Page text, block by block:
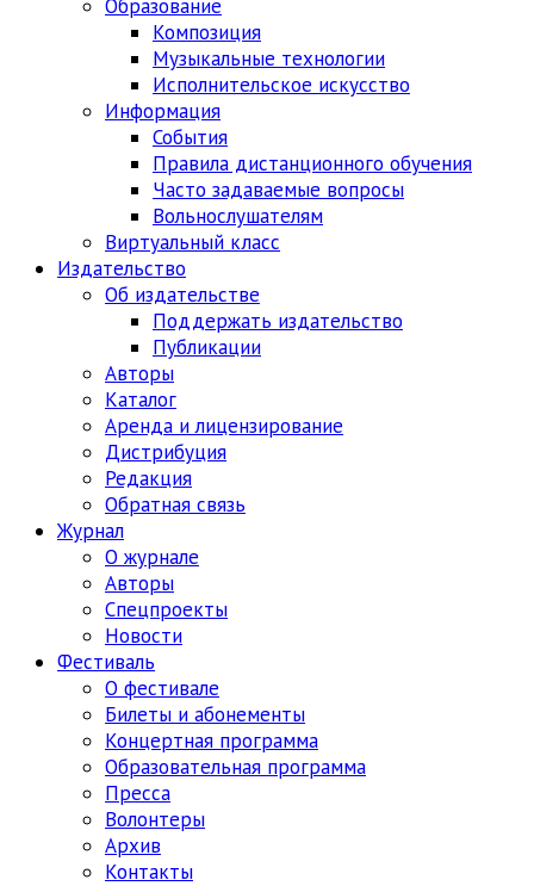
Образование
Композиция
Музыкальные технологии
Исполнительское искусство
Информация
События
Правила дистанционного обучения
Часто задаваемые вопросы
Вольнослушателям
Виртуальный класс
Издательство
Об издательстве
Поддержать издательство
Публикации
Авторы
Каталог
Аренда и лицензирование
Дистрибуция
Редакция
Обратная связь
Журнал
О журнале
Авторы
Спецпроекты
Новости
Фестиваль
О фестивале
Билеты и абонементы
Концертная программа
Образовательная программа
Пресса
Волонтеры
Архив
Контакты